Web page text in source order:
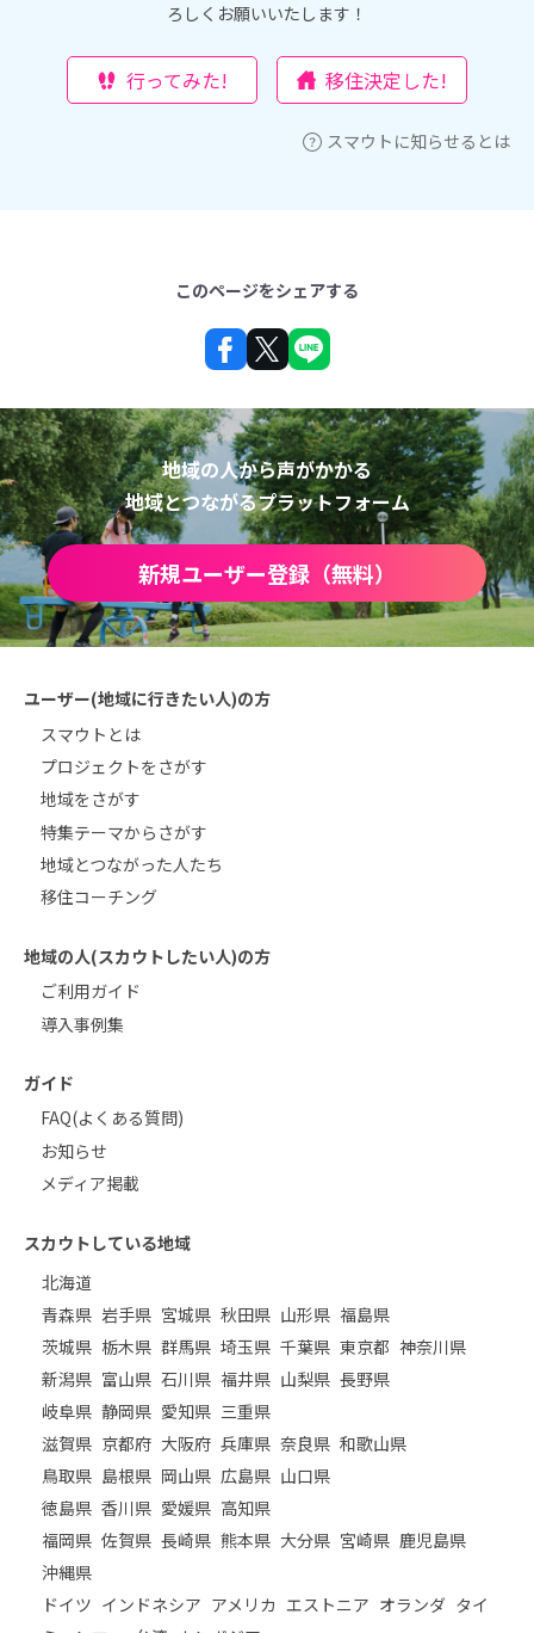
ろしくお願いいたします！
行ってみた! 移住決定した!
スマウトに知らせるとは
このページをシェアする
地域の人から声がかかる
地域とつながるプラットフォーム
新規ユーザー登録（無料）
ユーザー(地域に行きたい人)の方
スマウトとは
プロジェクトをさがす
地域をさがす
特集テーマからさがす
地域とつながった人たち
移住コーチング
地域の人(スカウトしたい人)の方
ご利用ガイド
導入事例集
ガイド
FAQ(よくある質問)
お知らせ
メディア掲載
スカウトしている地域
北海道
青森県 岩手県 宮城県 秋田県 山形県 福島県
茨城県 栃木県 群馬県 埼玉県 千葉県 東京都 神奈川県
新潟県 富山県 石川県 福井県 山梨県 長野県
岐阜県 静岡県 愛知県 三重県
滋賀県 京都府 大阪府 兵庫県 奈良県 和歌山県
鳥取県 島根県 岡山県 広島県 山口県
徳島県 香川県 愛媛県 高知県
福岡県 佐賀県 長崎県 熊本県 大分県 宮崎県 鹿児島県
沖縄県
ドイツ インドネシア アメリカ エストニア オランダ タイ